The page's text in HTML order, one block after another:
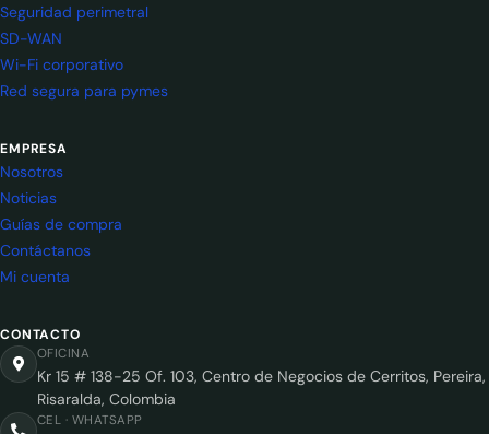
Seguridad perimetral
SD-WAN
Wi-Fi corporativo
Red segura para pymes
EMPRESA
Nosotros
Noticias
Guías de compra
Contáctanos
Mi cuenta
CONTACTO
OFICINA
Kr 15 # 138-25 Of. 103, Centro de Negocios de Cerritos, Pereira,
Risaralda, Colombia
CEL · WHATSAPP